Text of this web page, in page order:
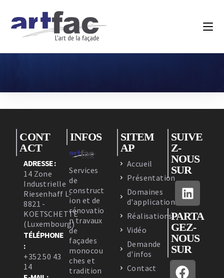
CONT
ACT
ADRESSE :
14 Zone
Industrielle
Riesenhaff L-
8821 -
KOETSCHETTE
(Luxembourg)
TÉLÉPHONE
:
+352 50 43
14
INFOS
Services
de
construct
ion et de
rénovatio
n travaux
de
façades
monocou
ches et
tradition
SITEM
AP
Accueil
Présentation
Domaines
d'applications
Réalisations
Vidéo
Demande
d'infos
Contact
SUIVE
Z-
NOUS
SUR
PARTA
GEZ-
NOUS
SUR